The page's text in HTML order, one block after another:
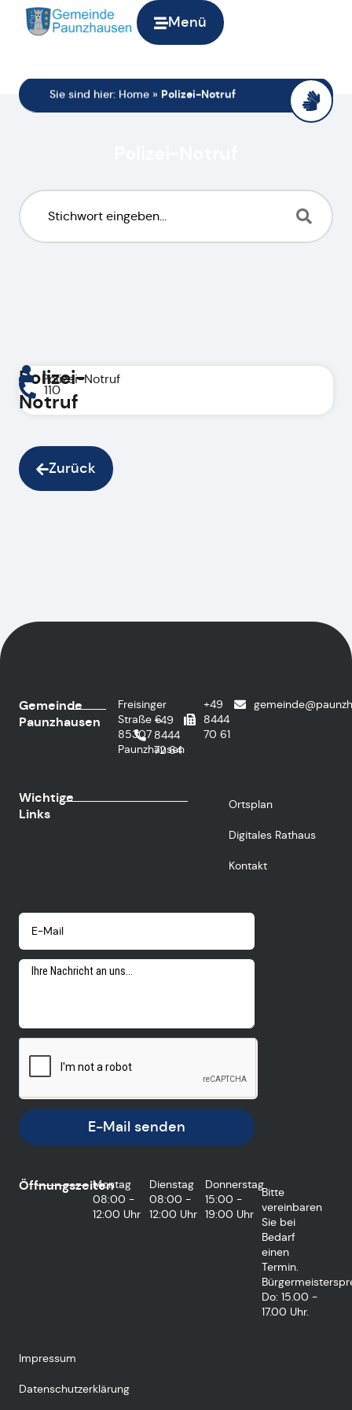
Menü
Sie sind hier: Home » Polizei-Notruf
Polizei-
Notruf
Polizei-Notruf
110
Zurück
Gemeinde
Paunzhausen
Freisinger
Straße 6
85307
Paunzhausen
+49
8444
72 64
+49
8444
70 61
Wichtige
Links
Ortsplan
Digitales Rathaus
Kontakt
E-Mail senden
Öffnungszeiten
Montag
08:00 -
12:00 Uhr
Dienstag
08:00 -
12:00 Uhr
Donnerstag
15:00 -
19:00 Uhr
Bitte
vereinbaren
Sie bei
Bedarf
einen
Termin.
Do: 15.00 -
17.00 Uhr.
Impressum
Datenschutzerklärung